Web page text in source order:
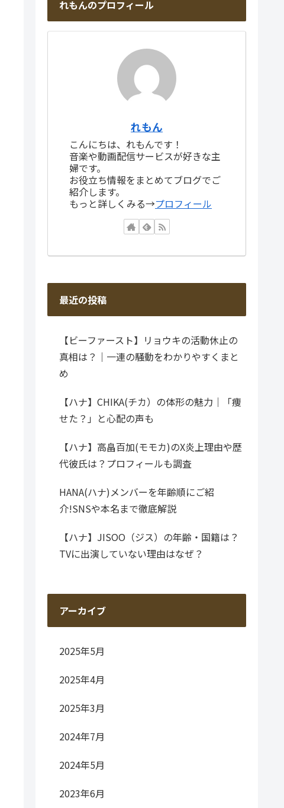
れもんのプロフィール
れもん
こんにちは、れもんです！
音楽や動画配信サービスが好きな主
婦です。
お役立ち情報をまとめてブログでご
紹介します。
もっと詳しくみる→プロフィール
最近の投稿
【ビーファースト】リョウキの活動休止の
真相は？｜一連の騒動をわかりやすくまと
め
【ハナ】CHIKA(チカ）の体形の魅力｜「痩
せた？」と心配の声も
【ハナ】高畠百加(モモカ)のX炎上理由や歴
代彼氏は？プロフィールも調査
HANA(ハナ)メンバーを年齢順にご紹
介!SNSや本名まで徹底解説
【ハナ】JISOO（ジス）の年齢・国籍は？
TVに出演していない理由はなぜ？
アーカイブ
2025年5月
2025年4月
2025年3月
2024年7月
2024年5月
2023年6月